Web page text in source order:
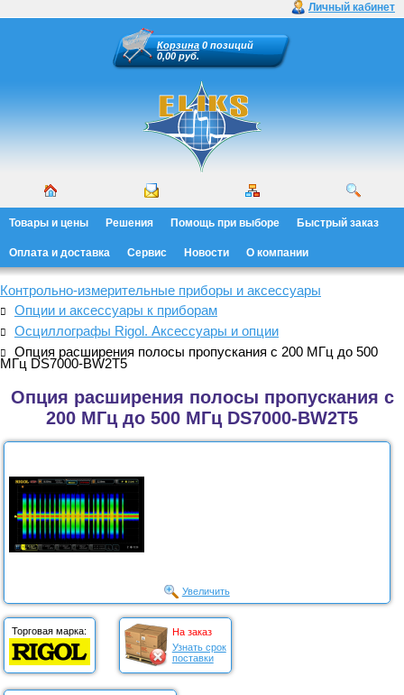
Личный кабинет
Корзина 0 позиций
0,00 руб.
Товары и цены Решения Помощь при выборе Быстрый заказ
Оплата и доставка Сервис Новости О компании
Контрольно-измерительные приборы и аксессуары
Опции и аксессуары к приборам
Осциллографы Rigol. Аксессуары и опции
Опция расширения полосы пропускания с 200 МГц до 500
МГц DS7000-BW2T5
Опция расширения полосы пропускания с
200 МГц до 500 МГц DS7000-BW2T5
Увеличить
Торговая марка:
На заказ
Узнать срок
поставки